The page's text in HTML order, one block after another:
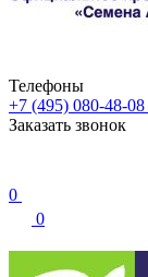
Телефоны
+7 (495) 080-48-08
Заказать звонок
0
0